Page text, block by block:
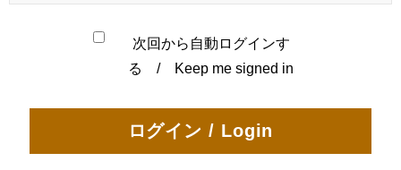
次回から自動ログインす
る / Keep me signed in